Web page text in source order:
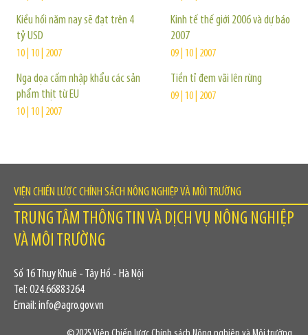
Kiều hối năm nay sẽ đạt trên 4
tỷ USD
10 | 10 | 2007
Nga dọa cấm nhập khẩu các sản
phẩm thịt từ EU
10 | 10 | 2007
Kinh tế thế giới 2006 và dự báo
2007
09 | 10 | 2007
Tiền tỉ đem vãi lên rừng
09 | 10 | 2007
VIỆN CHIẾN LƯỢC CHÍNH SÁCH NÔNG NGHIỆP VÀ MÔI TRƯỜNG
TRUNG TÂM THÔNG TIN VÀ DỊCH VỤ NÔNG NGHIỆP
VÀ MÔI TRƯỜNG
Số 16 Thụy Khuê - Tây Hồ - Hà Nội
Tel: 024.66883264
Email: info@agro.gov.vn